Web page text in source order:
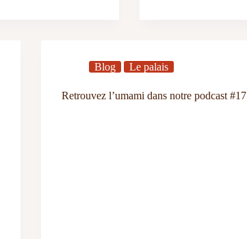
Blog Le palais
Retrouvez l’umami dans notre podcast #17